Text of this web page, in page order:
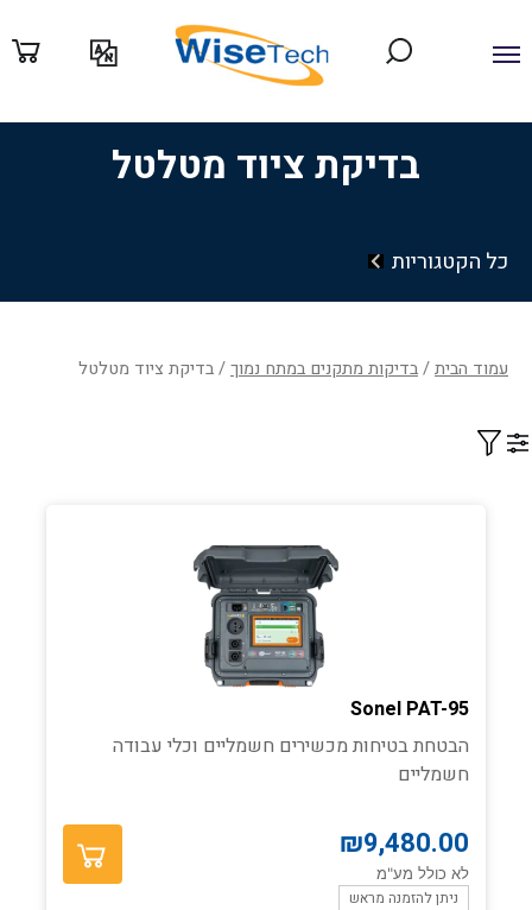
לתוכן
בדיקת ציוד מטלטל
כל הקטגוריות
עמוד הבית/בדיקות מתקנים במתח נמוך/ בדיקת ציוד מטלטל
Sonel PAT-95
הבטחת בטיחות מכשירים חשמליים וכלי עבודה
חשמליים
₪9,480.00
לא כולל מע"מ
ניתן להזמנה מראש